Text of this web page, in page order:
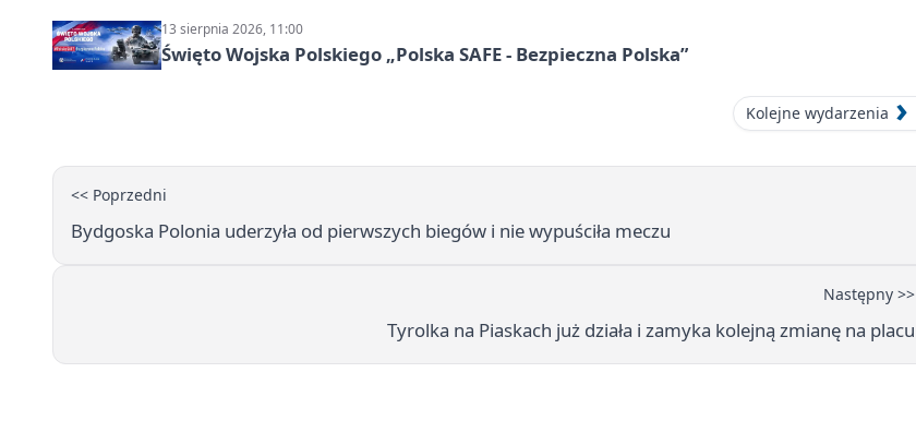
13 sierpnia 2026, 11:00
Święto Wojska Polskiego „Polska SAFE - Bezpieczna Polska”
Kolejne wydarzenia
<< Poprzedni
Bydgoska Polonia uderzyła od pierwszych biegów i nie wypuściła meczu
Następny >>
Tyrolka na Piaskach już działa i zamyka kolejną zmianę na placu